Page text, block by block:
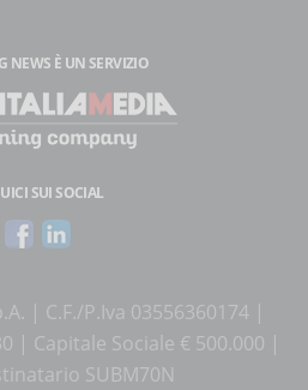
NEWS È UN SERVIZIO
SUI SOCIAL
| C.F./P.Iva 03556360174 |
| Capitale Sociale € 500.000 |
SUBM70N